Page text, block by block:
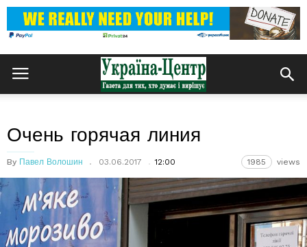
Очень горячая линия
By Павел Волошин 03.06.2017 12:00 1985 views